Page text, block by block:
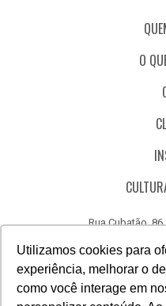
Utilizamos cookies para
experiência, melhorar o
como você interage em
O
Rua Cubatão,